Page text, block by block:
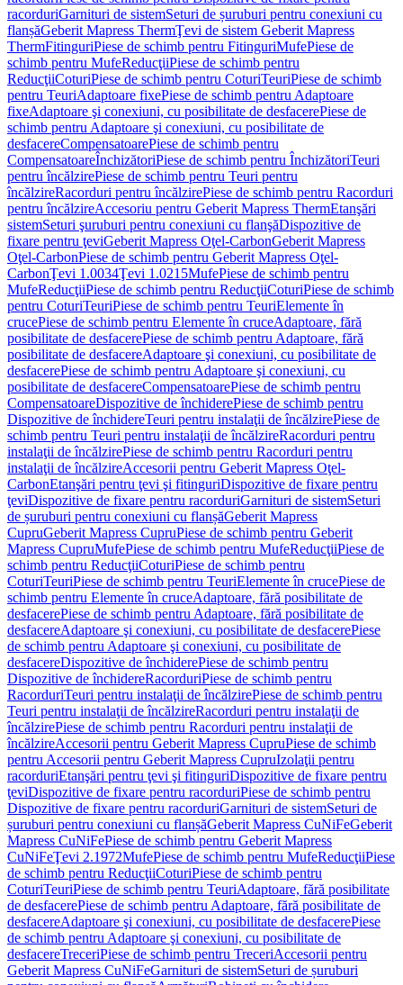
racorduriGarnituri de sistemSeturi de șuruburi pentru conexiuni cu
flanșăGeberit Mapress ThermŢevi de sistem Geberit Mapress
ThermFitinguriPiese de schimb pentru FitinguriMufePiese de
schimb pentru MufeReducţiiPiese de schimb pentru
ReducţiiCoturiPiese de schimb pentru CoturiTeuriPiese de schimb
pentru TeuriAdaptoare fixePiese de schimb pentru Adaptoare
fixeAdaptoare şi conexiuni, cu posibilitate de desfacerePiese de
schimb pentru Adaptoare şi conexiuni, cu posibilitate de
desfacereCompensatoarePiese de schimb pentru
CompensatoareÎnchizătoriPiese de schimb pentru ÎnchizătoriTeuri
pentru încălzirePiese de schimb pentru Teuri pentru
încălzireRacorduri pentru încălzirePiese de schimb pentru Racorduri
pentru încălzireAccesoriu pentru Geberit Mapress ThermEtanşări
sistemSeturi şuruburi pentru conexiuni cu flanşăDispozitive de
fixare pentru ţeviGeberit Mapress Oţel-CarbonGeberit Mapress
Oţel-CarbonPiese de schimb pentru Geberit Mapress Oţel-
CarbonŢevi 1.0034Ţevi 1.0215MufePiese de schimb pentru
MufeReducţiiPiese de schimb pentru ReducţiiCoturiPiese de schimb
pentru CoturiTeuriPiese de schimb pentru TeuriElemente în
crucePiese de schimb pentru Elemente în cruceAdaptoare, fără
posibilitate de desfacerePiese de schimb pentru Adaptoare, fără
posibilitate de desfacereAdaptoare şi conexiuni, cu posibilitate de
desfacerePiese de schimb pentru Adaptoare şi conexiuni, cu
posibilitate de desfacereCompensatoarePiese de schimb pentru
CompensatoareDispozitive de închiderePiese de schimb pentru
Dispozitive de închidereTeuri pentru instalaţii de încălzirePiese de
schimb pentru Teuri pentru instalaţii de încălzireRacorduri pentru
instalaţii de încălzirePiese de schimb pentru Racorduri pentru
instalaţii de încălzireAccesorii pentru Geberit Mapress Oţel-
CarbonEtanşări pentru ţevi şi fitinguriDispozitive de fixare pentru
ţeviDispozitive de fixare pentru racorduriGarnituri de sistemSeturi
de șuruburi pentru conexiuni cu flanșăGeberit Mapress
CupruGeberit Mapress CupruPiese de schimb pentru Geberit
Mapress CupruMufePiese de schimb pentru MufeReducţiiPiese de
schimb pentru ReducţiiCoturiPiese de schimb pentru
CoturiTeuriPiese de schimb pentru TeuriElemente în crucePiese de
schimb pentru Elemente în cruceAdaptoare, fără posibilitate de
desfacerePiese de schimb pentru Adaptoare, fără posibilitate de
desfacereAdaptoare şi conexiuni, cu posibilitate de desfacerePiese
de schimb pentru Adaptoare şi conexiuni, cu posibilitate de
desfacereDispozitive de închiderePiese de schimb pentru
Dispozitive de închidereRacorduriPiese de schimb pentru
RacorduriTeuri pentru instalaţii de încălzirePiese de schimb pentru
Teuri pentru instalaţii de încălzireRacorduri pentru instalaţii de
încălzirePiese de schimb pentru Racorduri pentru instalaţii de
încălzireAccesorii pentru Geberit Mapress CupruPiese de schimb
pentru Accesorii pentru Geberit Mapress CupruIzolaţii pentru
racorduriEtanşări pentru ţevi şi fitinguriDispozitive de fixare pentru
ţeviDispozitive de fixare pentru racorduriPiese de schimb pentru
Dispozitive de fixare pentru racorduriGarnituri de sistemSeturi de
șuruburi pentru conexiuni cu flanșăGeberit Mapress CuNiFeGeberit
Mapress CuNiFePiese de schimb pentru Geberit Mapress
CuNiFeŢevi 2.1972MufePiese de schimb pentru MufeReducţiiPiese
de schimb pentru ReducţiiCoturiPiese de schimb pentru
CoturiTeuriPiese de schimb pentru TeuriAdaptoare, fără posibilitate
de desfacerePiese de schimb pentru Adaptoare, fără posibilitate de
desfacereAdaptoare şi conexiuni, cu posibilitate de desfacerePiese
de schimb pentru Adaptoare şi conexiuni, cu posibilitate de
desfacereTreceriPiese de schimb pentru TreceriAccesorii pentru
Geberit Mapress CuNiFeGarnituri de sistemSeturi de șuruburi